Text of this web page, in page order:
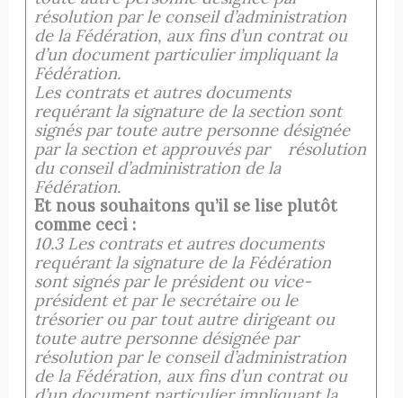
résolution par le conseil d’administration
de la Fédération, aux fins d’un contrat ou
d’un document particulier impliquant la
Fédération.
Les contrats et autres documents
requérant la signature de la section sont
signés par toute autre personne désignée
par la section et approuvés par résolution
du conseil d’administration de la
Fédération.
Et nous souhaitons qu’il se lise plutôt
comme ceci :
10.3 Les contrats et autres documents
requérant la signature de la Fédération
sont signés par le président ou vice-
président et par le secrétaire ou le
trésorier ou par tout autre dirigeant ou
toute autre personne désignée par
résolution par le conseil d’administration
de la Fédération, aux fins d’un contrat ou